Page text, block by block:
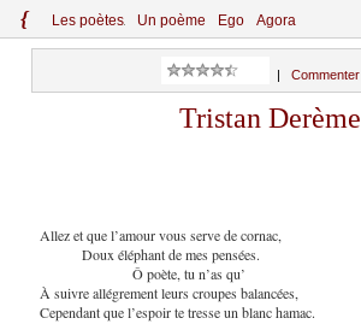
{ Les poètes Un poème Ego Agora
Commenter
Tristan Derème
Allez et que l’amour vous serve de cornac,
Doux éléphant de mes pensées.
Ô poète, tu n’as qu’
À suivre allégrement leurs croupes balancées,
Cependant que l’espoir te tresse un blanc hamac.